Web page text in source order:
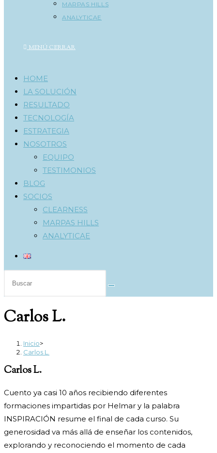
MARPAS HILLS
ANALYTICAE
MENÚ CERRAR
HOME
LA SOLUCIÓN
RESULTADO
TECNOLOGÍA
ESTRATEGIA
NOSOTROS
EQUIPO
TESTIMONIOS
BLOG
SOCIOS
CLEARNESS
MARPAS HILLS
ANALYTICAE
web
Carlos L.
Inicio>
Carlos L.
Carlos L.
Cuento ya casi 10 años recibiendo diferentes
formaciones impartidas por Helmar y la palabra
INSPIRACIÓN resume el final de cada curso. Su
generosidad va más allá de enseñar los contenidos,
explorando y reconociendo el momento de cada